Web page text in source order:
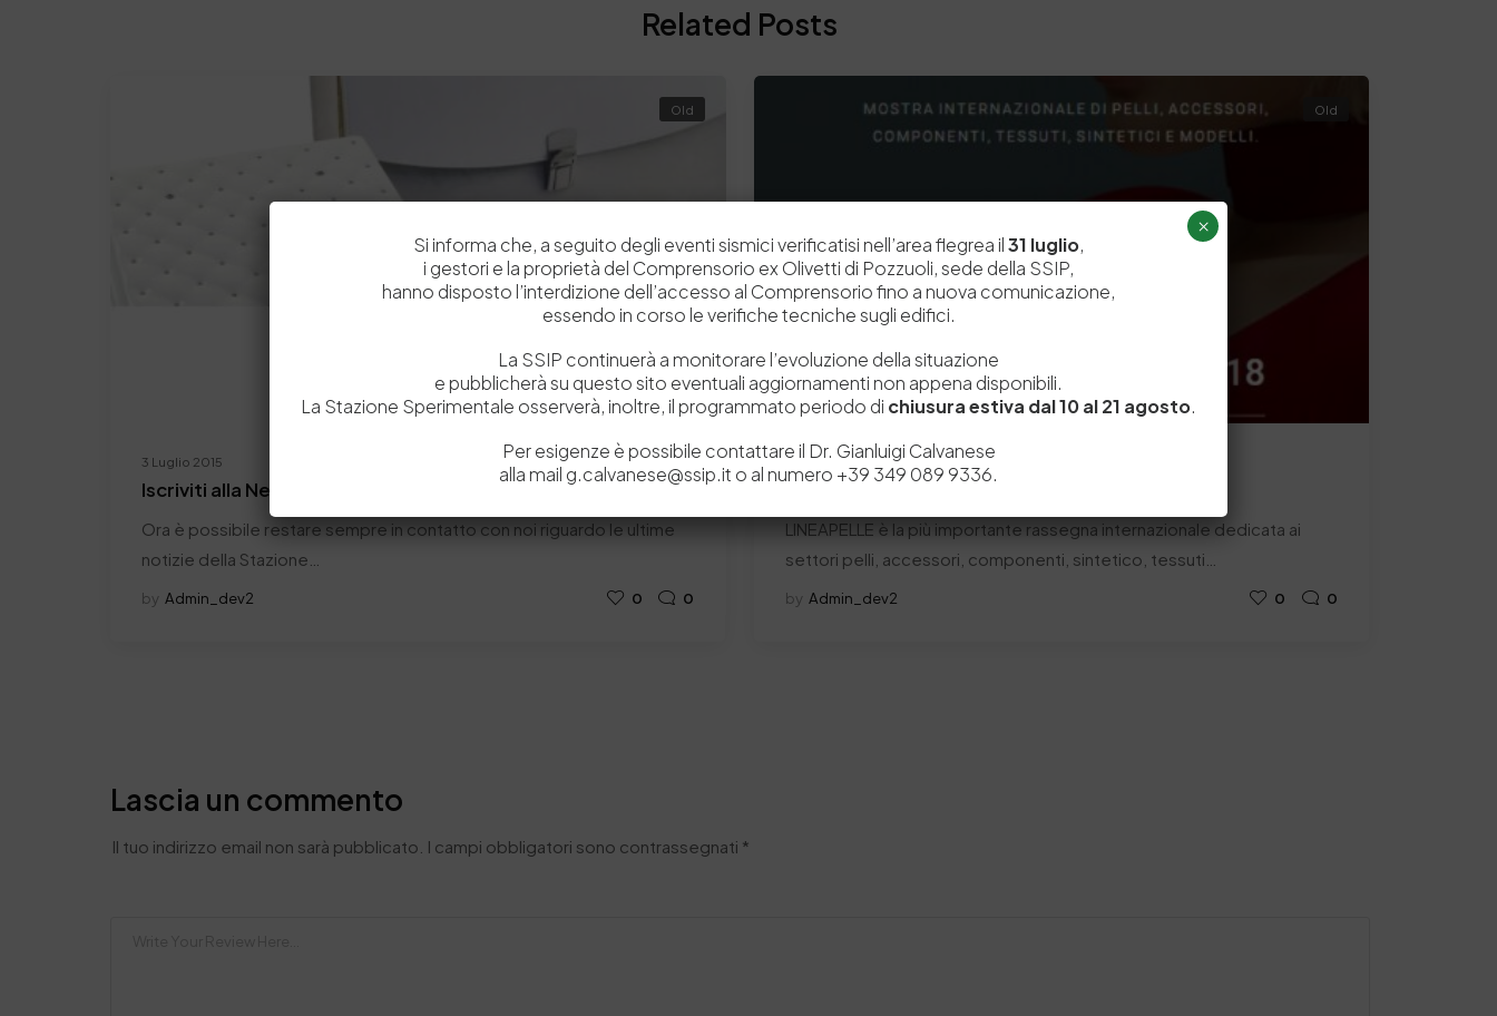
Related Posts
3 Luglio 2015
Old
Iscriviti alla Newsletter
Ora è possibile restare sempre in contatto con noi riguardo le ultime
notizie della Stazione…
by Admin_dev2 0 0
5 Febbraio 2018
Old
LINEAPELLE 20-22 febbraio 2018 a Milano
LINEAPELLE è la più importante rassegna internazionale dedicata ai
settori pelli, accessori, componenti, sintetico, tessuti…
by Admin_dev2 0 0
Lascia un commento
Il tuo indirizzo email non sarà pubblicato. I campi obbligatori sono contrassegnati *
Si informa che, a seguito degli eventi sismici verificatisi nell’area flegrea il31 luglio,
i gestori e la proprietà del Comprensorio ex Olivetti di Pozzuoli, sede della SSIP,
hanno disposto l’interdizione dell’accesso al Comprensorio fino a nuova comunicazione,
essendo in corso le verifiche tecniche sugli edifici.
La SSIP continuerà a monitorare l’evoluzione della situazione
e pubblicherà su questo sito eventuali aggiornamenti non appena disponibili.
La Stazione Sperimentale osserverà, inoltre, il programmato periodo di chiusura estiva dal 10 al 21 agosto.
Per esigenze è possibile contattare il Dr. Gianluigi Calvanese
alla mail g.calvanese@ssip.it o al numero +39 349 089 9336.
×